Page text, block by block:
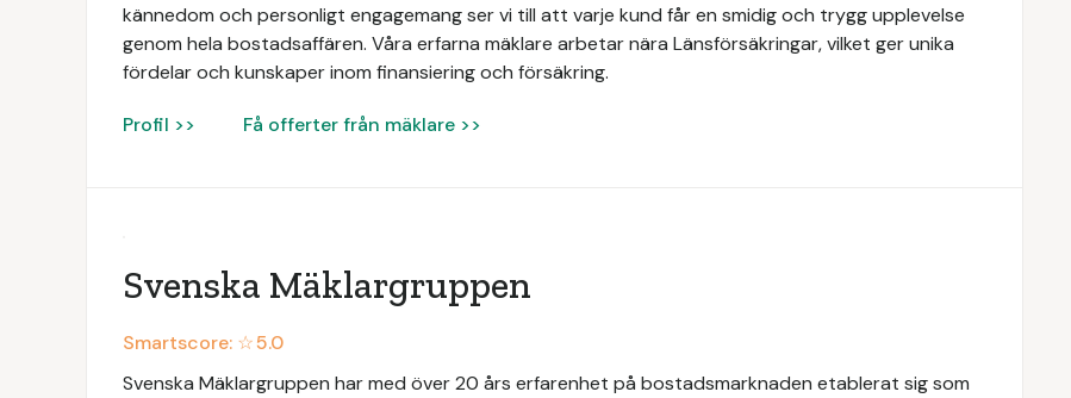
kännedom och personligt engagemang ser vi till att varje kund får en smidig och trygg upplevelse
genom hela bostadsaffären. Våra erfarna mäklare arbetar nära Länsförsäkringar, vilket ger unika
fördelar och kunskaper inom finansiering och försäkring.
Profil >> Få offerter från mäklare >>
Svenska Mäklargruppen
Smartscore: ☆5.0
Svenska Mäklargruppen har med över 20 års erfarenhet på bostadsmarknaden etablerat sig som